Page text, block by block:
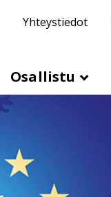
Yhteystiedot
Osallistu